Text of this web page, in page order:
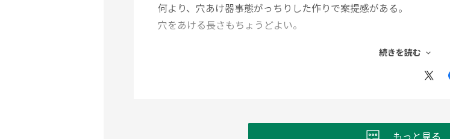
何より、穴あけ器事態がっちりした作りで案提感がある。
穴をあける長さもちょうどよい。
続きを読む
もっと見る